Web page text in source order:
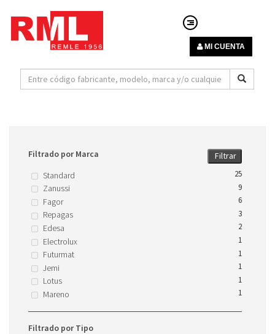
MI CUENTA
Filtrar
Filtrado por Marca
Standard
25
Zanussi 9
Fagor 6
Repagas 3
Edesa 2
Electrolux 1
Futurmat 1
Jemi 1
Lotus 1
Mareno 1
Filtrado por Tipo